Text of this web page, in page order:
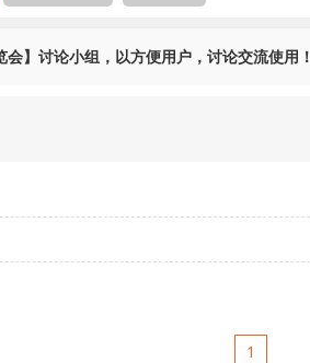
会】讨论小组，以方便用户，讨论交流使用！
1